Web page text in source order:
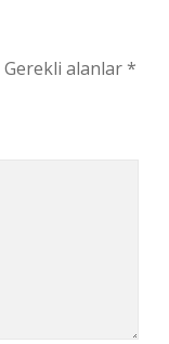
Gerekli alanlar*